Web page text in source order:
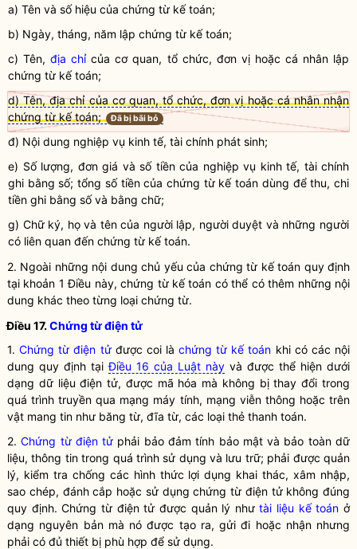
a) Tên và số hiệu của chứng từ kế toán;
b) Ngày, tháng, năm lập chứng từ kế toán;
c) Tên,địa chỉcủa cơ quan, tổ chức, đơn vị hoặc cá nhân lập
chứng từ kế toán;
d) Tên, địa chỉ của cơ quan, tổ chức, đơn vị hoặc cá nhân nhận
chứng từ kế toán;
Đã bị bãi bỏ
đ) Nội dung nghiệp vụ kinh tế, tài chính phát sinh;
e) Số lượng, đơn giá và số tiền của nghiệp vụ kinh tế, tài chính
ghi bằng số; tổng số tiền của chứng từ kế toán dùng để thu, chi
tiền ghi bằng số và bằng chữ;
g) Chữ ký, họ và tên của người lập, người duyệt và những người
có liên quan đến chứng từ kế toán.
2. Ngoài những nội dung chủ yếu của chứng từ kế toán quy định
tại khoản 1 Điều này,chứng từ kế toán có thể có thêm những nội
dung khác theo từng loại chứng từ.
Điều 17.Chứng từ điện tử
1.Chứng từ điện tửđược coi làchứng từ kế toán khi có các nội
dung quy định tạiĐiều 16 của Luật này và được thể hiện dưới
dạng dữ liệu điện tử, được mã hóa mà không bị thay đổi trong
quá trình truyền qua mạng máy tính, mạng viễn thông hoặc trên
vật mang tin như băng từ, đĩa từ, các loại thẻ thanh toán.
2.Chứng từ điện tử phải bảo đảm tính bảo mật và bảo toàn dữ
liệu, thông tin trong quá trình sử dụng và lưu trữ; phải được quản
lý, kiểm tra chống các hình thức lợi dụng khai thác, xâm nhập,
sao chép, đánh cắp hoặc sử dụngchứng từ điện tửkhông đúng
quy định.Chứng từ điện tử được quản lý nhưtài liệu kế toán ở
dạng nguyên bản mà nó được tạo ra, gửi đi hoặc nhận nhưng
phải có đủ thiết bị phù hợp để sử dụng.